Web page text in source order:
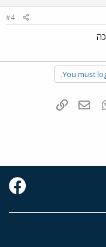
#4
You must
WhatsAppדואר אלקטרוני